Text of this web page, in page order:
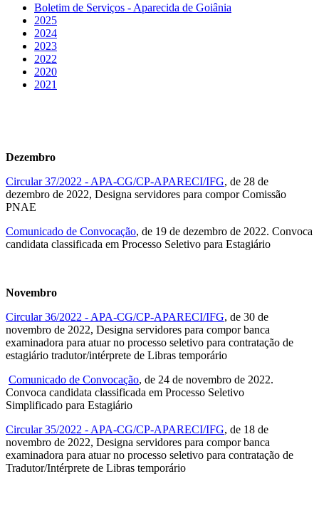
Boletim de Serviços - Aparecida de Goiânia
2025
2024
2023
2022
2020
2021
Dezembro
Circular 37/2022 - APA-CG/CP-APARECI/IFG, de 28 de
dezembro de 2022, Designa servidores para compor Comissão
PNAE
Comunicado de Convocação, de 19 de dezembro de 2022. Convoca
candidata classificada em Processo Seletivo para Estagiário
Novembro
Circular 36/2022 - APA-CG/CP-APARECI/IFG, de 30 de
novembro de 2022, Designa servidores para compor banca
examinadora para atuar no processo seletivo para contratação de
estagiário tradutor/intérprete de Libras temporário
Comunicado de Convocação, de 24 de novembro de 2022.
Convoca candidata classificada em Processo Seletivo
Simplificado para Estagiário
Circular 35/2022 - APA-CG/CP-APARECI/IFG, de 18 de
novembro de 2022, Designa servidores para compor banca
examinadora para atuar no processo seletivo para contratação de
Tradutor/Intérprete de Libras temporário